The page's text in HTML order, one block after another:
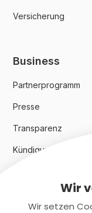
Versicherung
Business
Partnerprogramm
Presse
Transparenz
Kündigungsindex
Rechtliches
Wir
Wir setzen